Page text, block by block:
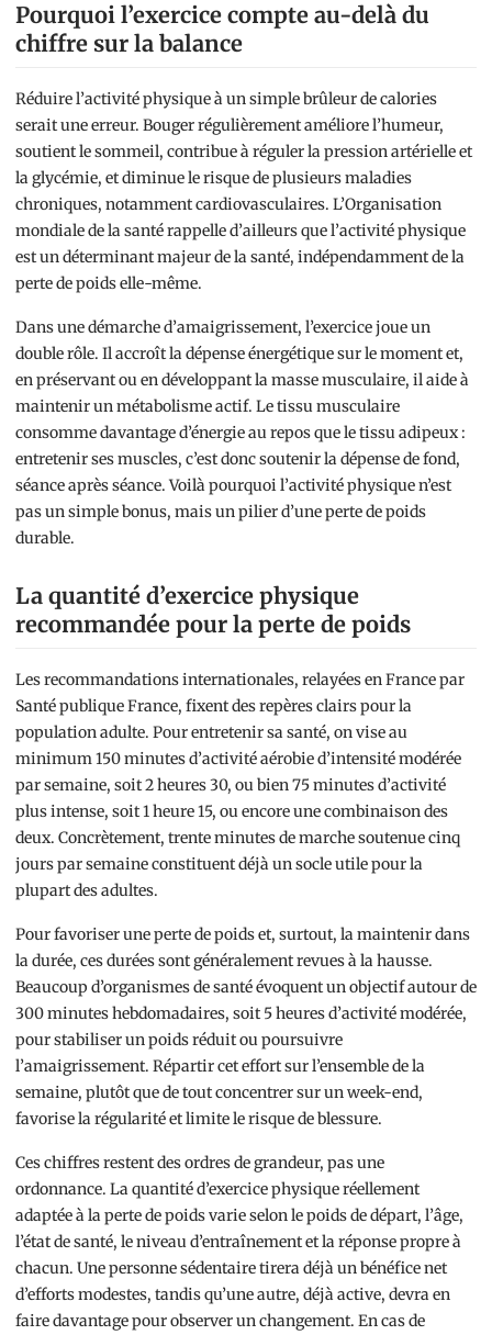
Pourquoi l’exercice compte au-delà du
chiffre sur la balance
Réduire l’activité physique à un simple brûleur de calories
serait une erreur. Bouger régulièrement améliore l’humeur,
soutient le sommeil, contribue à réguler la pression artérielle et
la glycémie, et diminue le risque de plusieurs maladies
chroniques, notamment cardiovasculaires. L’Organisation
mondiale de la santé rappelle d’ailleurs que l’activité physique
est un déterminant majeur de la santé, indépendamment de la
perte de poids elle-même.
Dans une démarche d’amaigrissement, l’exercice joue un
double rôle. Il accroît la dépense énergétique sur le moment et,
en préservant ou en développant la masse musculaire, il aide à
maintenir un métabolisme actif. Le tissu musculaire
consomme davantage d’énergie au repos que le tissu adipeux :
entretenir ses muscles, c’est donc soutenir la dépense de fond,
séance après séance. Voilà pourquoi l’activité physique n’est
pas un simple bonus, mais un pilier d’une perte de poids
durable.
La quantité d’exercice physique
recommandée pour la perte de poids
Les recommandations internationales, relayées en France par
Santé publique France, fixent des repères clairs pour la
population adulte. Pour entretenir sa santé, on vise au
minimum 150 minutes d’activité aérobie d’intensité modérée
par semaine, soit 2 heures 30, ou bien 75 minutes d’activité
plus intense, soit 1 heure 15, ou encore une combinaison des
deux. Concrètement, trente minutes de marche soutenue cinq
jours par semaine constituent déjà un socle utile pour la
plupart des adultes.
Pour favoriser une perte de poids et, surtout, la maintenir dans
la durée, ces durées sont généralement revues à la hausse.
Beaucoup d’organismes de santé évoquent un objectif autour de
300 minutes hebdomadaires, soit 5 heures d’activité modérée,
pour stabiliser un poids réduit ou poursuivre
l’amaigrissement. Répartir cet effort sur l’ensemble de la
semaine, plutôt que de tout concentrer sur un week-end,
favorise la régularité et limite le risque de blessure.
Ces chiffres restent des ordres de grandeur, pas une
ordonnance. La quantité d’exercice physique réellement
adaptée à la perte de poids varie selon le poids de départ, l’âge,
l’état de santé, le niveau d’entraînement et la réponse propre à
chacun. Une personne sédentaire tirera déjà un bénéfice net
d’efforts modestes, tandis qu’une autre, déjà active, devra en
faire davantage pour observer un changement. En cas de